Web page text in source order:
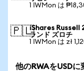
1 IWMon は
🇵🇱iShares Russell
ランド ズロチ
1 IWMon は zł
他のRWAをUSDに